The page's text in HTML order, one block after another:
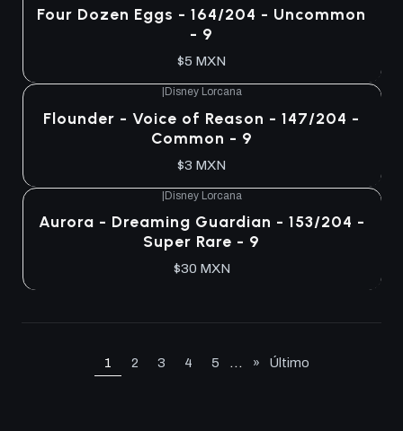
Four Dozen Eggs - 164/204 - Uncommon
- 9
$5 MXN
Disney Lorcana
Flounder - Voice of Reason - 147/204 -
Common - 9
$3 MXN
|Disney Lorcana
Aurora - Dreaming Guardian - 153/204 -
Super Rare - 9
$30 MXN
1 2 3 4 5 ... » Último